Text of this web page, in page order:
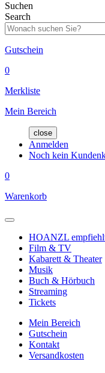
Suchen
Search
Gutschein
0
Merkliste
Mein Bereich
close
Anmelden
Noch kein
0
Warenkorb
HOANZL
Film & TV
Kabarett & Theater
Musik
Buch & Hörbuch
Streaming
Tickets
Mein Bereich
Gutschein
Kontakt
Versandkosten